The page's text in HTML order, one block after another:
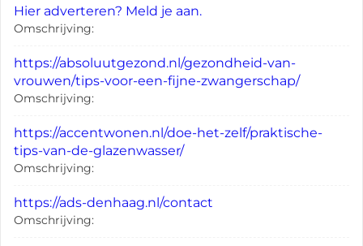
Hier adverteren? Meld je aan.
Omschrijving:
https://absoluutgezond.nl/gezondheid-van-
vrouwen/tips-voor-een-fijne-zwangerschap/
Omschrijving:
https://accentwonen.nl/doe-het-zelf/praktische-
tips-van-de-glazenwasser/
Omschrijving:
https://ads-denhaag.nl/contact
Omschrijving: